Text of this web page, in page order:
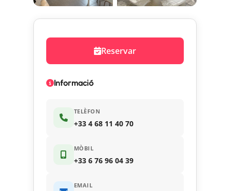
Reservar
Informació
TELÈFON
+33 4 68 11 40 70
MÒBIL
+33 6 76 96 04 39
EMAIL